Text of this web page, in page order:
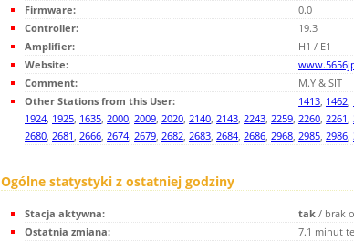
Firmware:
0.0
Controller:
19.3
Amplifier:
H1 / E1
Website:
Comment:
M.Y & SIT
Other Stations from this User:
1413, 1462,
1924, 1925, 1635, 2000, 2009, 2020, 2140, 2143, 2243, 2259, 2260, 2261,
2680, 2681, 2666, 2674, 2679, 2682, 2683, 2684, 2686, 2968, 2985, 2986,
Ogólne statystyki z ostatniej godziny
Stacja aktywna: tak / brak
Ostatnia zmiana:
7.1 minut